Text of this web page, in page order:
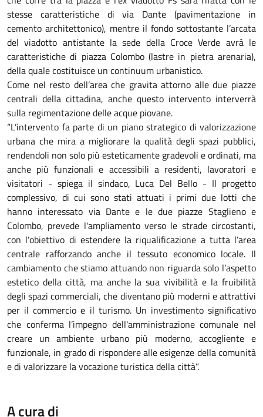
stesse caratteristiche di via Dante (pavimentazione in
cemento architettonico), mentre il fondo sottostante l’arcata
del viadotto antistante la sede della Croce Verde avrà le
caratteristiche di piazza Colombo (lastre in pietra arenaria),
della quale costituisce un continuum urbanistico.
Come nel resto dell’area che gravita attorno alle due piazze
centrali della cittadina, anche questo intervento interverrà
sulla regimentazione delle acque piovane.
“L’intervento fa parte di un piano strategico di valorizzazione
urbana che mira a migliorare la qualità degli spazi pubblici,
rendendoli non solo più esteticamente gradevoli e ordinati, ma
anche più funzionali e accessibili a residenti, lavoratori e
visitatori - spiega il sindaco, Luca Del Bello - Il progetto
complessivo, di cui sono stati attuati i primi due lotti che
hanno interessato via Dante e le due piazze Staglieno e
Colombo, prevede l'ampliamento verso le strade circostanti,
con l’obiettivo di estendere la riqualificazione a tutta l’area
centrale rafforzando anche il tessuto economico locale. Il
cambiamento che stiamo attuando non riguarda solo l’aspetto
estetico della città, ma anche la sua vivibilità e la fruibilità
degli spazi commerciali, che diventano più moderni e attrattivi
per il commercio e il turismo. Un investimento significativo
che conferma l’impegno dell'amministrazione comunale nel
creare un ambiente urbano più moderno, accogliente e
funzionale, in grado di rispondere alle esigenze della comunità
e di valorizzare la vocazione turistica della città”.
A cura di